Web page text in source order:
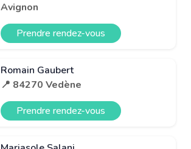
Avignon
Prendre rendez-vous
Romain Gaubert
📍 84270 Vedène
Prendre rendez-vous